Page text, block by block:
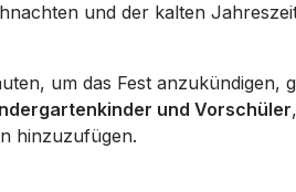
und der kalten
um das Fest anzukündigen,
und Vorschüler
hinzuzufügen.